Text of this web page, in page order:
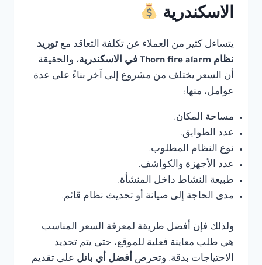
الاسكندرية
يتساءل كثير من العملاء عن تكلفة التعاقد مع توريد
نظام Thorn fire alarm في الاسكندرية
، والحقيقة
أن السعر يختلف من مشروع إلى آخر بناءً على عدة
عوامل، منها:
مساحة المكان.
عدد الطوابق.
نوع النظام المطلوب.
عدد الأجهزة والكواشف.
طبيعة النشاط داخل المنشأة.
مدى الحاجة إلى صيانة أو تحديث نظام قائم.
ولذلك فإن أفضل طريقة لمعرفة السعر المناسب
هي طلب معاينة فعلية للموقع، حتى يتم تحديد
الاحتياجات بدقة. وتحرص أفضل أي بانل على تقديم